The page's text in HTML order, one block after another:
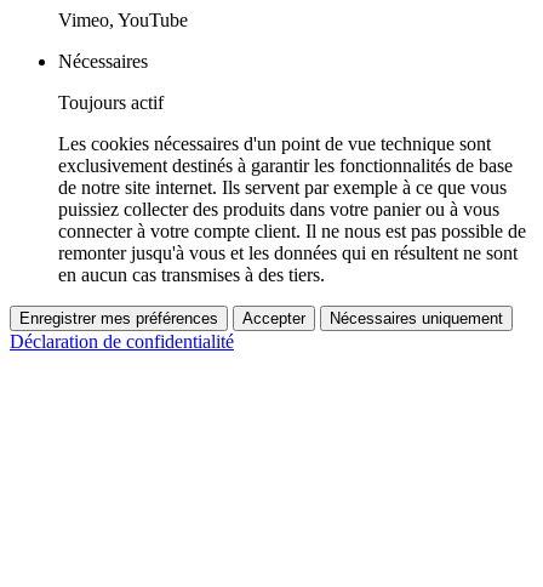
Vimeo, YouTube
Nécessaires
Toujours actif
Les cookies nécessaires d'un point de vue technique sont
exclusivement destinés à garantir les fonctionnalités de base
de notre site internet. Ils servent par exemple à ce que vous
puissiez collecter des produits dans votre panier ou à vous
connecter à votre compte client. Il ne nous est pas possible de
remonter jusqu'à vous et les données qui en résultent ne sont
en aucun cas transmises à des tiers.
Enregistrer mes préférences Accepter Nécessaires uniquement
Déclaration de confidentialité